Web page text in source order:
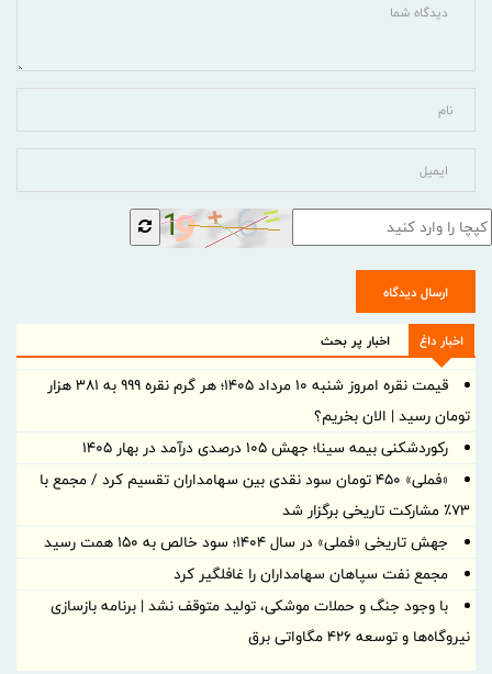
ارسال دیدگاه
اخبار داغ اخبار پر بحث
قیمت نقره امروز شنبه ۱۰ مرداد ۱۴۰۵؛ هر گرم نقره ۹۹۹ به ۳۸۱ هزار
تومان رسید | الان بخریم؟
رکوردشکنی بیمه سینا؛ جهش 105 درصدی درآمد در بهار 1405
«فملی» ۴۵۰ تومان سود نقدی بین سهامداران تقسیم کرد / مجمع با
۷۳٪ مشارکت تاریخی برگزار شد
جهش تاریخی «فملی» در سال ۱۴۰۴؛ سود خالص به ۱۵۰ همت رسید
مجمع نفت سپاهان سهامداران را غافلگیر کرد
با وجود جنگ و حملات موشکی، تولید متوقف نشد | برنامه بازسازی
نیروگاه‌ها و توسعه ۴۲۶ مگاواتی برق